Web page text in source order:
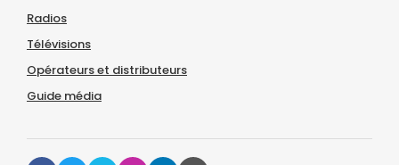
Radios
Télévisions
Opérateurs et distributeurs
Guide média